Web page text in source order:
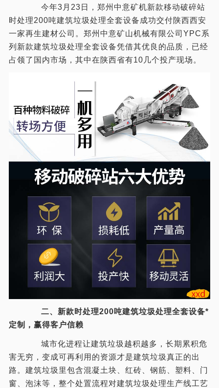
今年3月23日，郑州中意矿机新款移动破碎站
时处理200吨建筑垃圾处理全套设备成功交付陕西西安
一家再生建材公司。郑州中意矿山机械有限公司YPC系
列新款建筑垃圾处理全套设备凭借其优良的品质，已经
占领了国内市场，其中在陕西省有10几个投产现场。
二、新款时处理200吨建筑垃圾处理全套设备*
定制，赢得客户信赖
城市化进程让建筑垃圾越积越多，长期累积危
害无穷，变成可再利用的资源才是建筑垃圾真正的出
路。建筑垃圾里包含混凝土块、红砖、钢筋、塑料、门
窗、泡沫等，整个处置流程对建筑垃圾处理生产线工艺